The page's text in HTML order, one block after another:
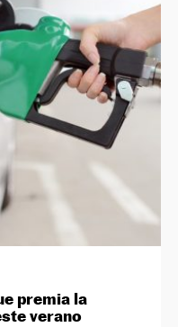
premia la
verano